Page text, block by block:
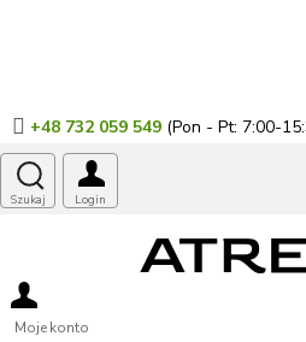
+48 732 059 549
Moje konto